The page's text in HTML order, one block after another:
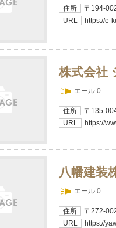
住所
〒194-
URL
https://e-
株式会社
エール 0
住所
〒135-
URL
https://
八幡建装
エール 0
住所
〒272-
URL
https://